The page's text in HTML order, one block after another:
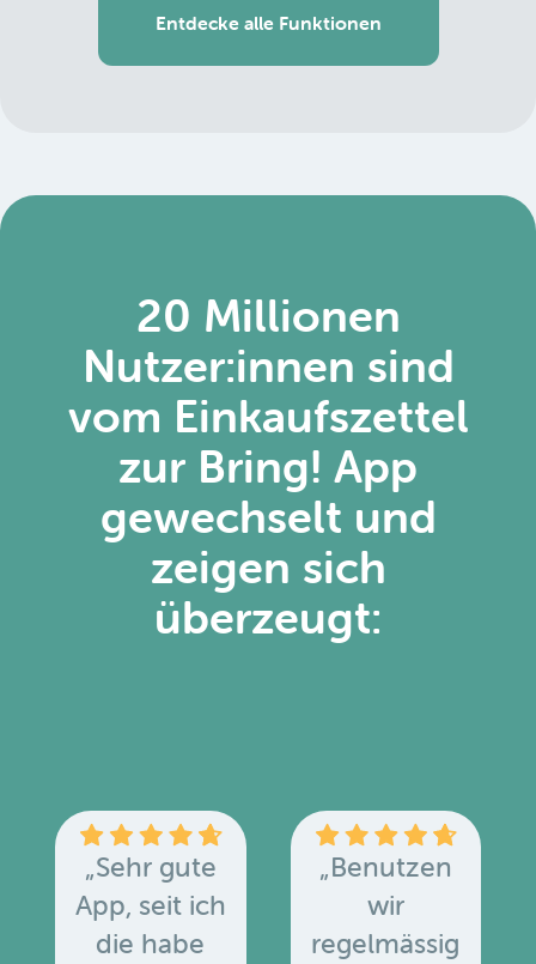
Entdecke alle Funktionen
20 Millionen
Nutzer:innen sind
vom Einkaufszettel
zur Bring! App
gewechselt und
zeigen sich
überzeugt:
„Sehr gute
App, seit ich
die habe
„Benutzen
wir
regelmässig